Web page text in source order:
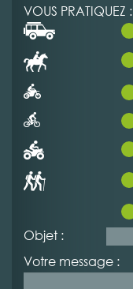
VOUS PRATIQUEZ :
Objet :
Votre message :